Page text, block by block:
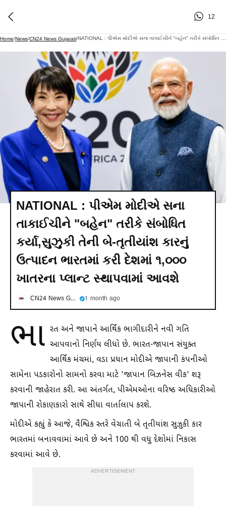
12
Home/News/CN24 News Gujarati/
NATIONAL : પીએમ મોદીએ સના
તાકાઈચીને "બહેન" તરીકે સંબોધિત
કર્યા,સુઝુકી તેની બે-તૃતીયાંશ કારનું
ઉત્પાદન ભારતમાં કરી દેશમાં ૧,૦૦૦
ખાતરના પ્લાન્ટ સ્થાપવામાં આવશે
CN24 News Gujarati 1 month ago
ભા રત અને જાપાને આર્થિક ભાગીદારીને નવી ગતિ
આપવાનો નિર્ણય લીધો છે. ભારત-જાપાન સંયુક્ત
આર્થિક મંચમાં, વડા પ્રધાન મોદીએ જાપાની કંપનીઓ
સામેના પડકારોનો સામનો કરવા માટે 'જાપાન બિઝનેસ વીક' શરૂ
કરવાની જાહેરાત કરી. આ અંતર્ગત, પીએમઓના વરિષ્ઠ અધિકારીઓ
જાપાની રોકાણકારો સાથે સીધા વાર્તાલાપ કરશે.
મોદીએ કહ્યું કે આજે, વૈશ્વિક સ્તરે વેચાતી બે તૃતીયાંશ સુઝુકી કાર
ભારતમાં બનાવવામાં આવે છે અને 100 થી વધુ દેશોમાં નિકાસ
કરવામાં આવે છે.
ADVERTISEMENT